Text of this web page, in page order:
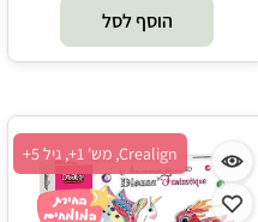
הוסף לסל
Crealign, מש' 1+, גיל 5+